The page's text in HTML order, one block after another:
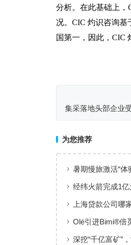
分析。在此基础上，
况。CIC 灼识咨询基
国第一，因此，CIC
集采落地头部企业
为您推荐
暑期慢旅激活“
出行添彩
经纬火箭完成1
上海贷款公司哪
工薪族借钱选择
Olé引进Bimi®倍
新选择
深挖“千亿富矿”